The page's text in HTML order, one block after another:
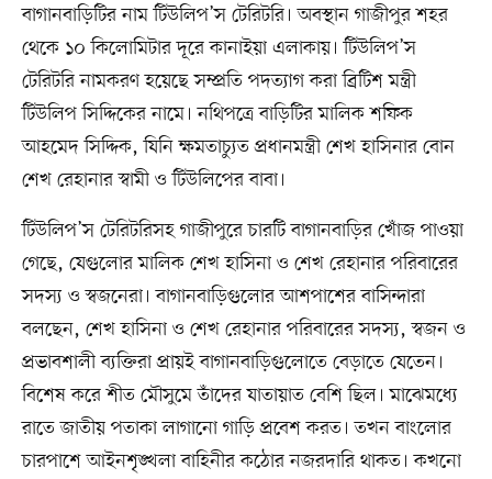
বাগানবাড়িটির নাম টিউলিপ’স টেরিটরি। অবস্থান গাজীপুর শহর
থেকে ১০ কিলোমিটার দূরে কানাইয়া এলাকায়। টিউলিপ’স
টেরিটরি নামকরণ হয়েছে সম্প্রতি পদত্যাগ করা ব্রিটিশ মন্ত্রী
টিউলিপ সিদ্দিকের নামে। নথিপত্রে বাড়িটির মালিক শফিক
আহমেদ সিদ্দিক, যিনি ক্ষমতাচ্যুত প্রধানমন্ত্রী শেখ হাসিনার বোন
শেখ রেহানার স্বামী ও টিউলিপের বাবা।
টিউলিপ’স টেরিটরিসহ গাজীপুরে চারটি বাগানবাড়ির খোঁজ পাওয়া
গেছে, যেগুলোর মালিক শেখ হাসিনা ও শেখ রেহানার পরিবারের
সদস্য ও স্বজনেরা। বাগানবাড়িগুলোর আশপাশের বাসিন্দারা
বলছেন, শেখ হাসিনা ও শেখ রেহানার পরিবারের সদস্য, স্বজন ও
প্রভাবশালী ব্যক্তিরা প্রায়ই বাগানবাড়িগুলোতে বেড়াতে যেতেন।
বিশেষ করে শীত মৌসুমে তাঁদের যাতায়াত বেশি ছিল। মাঝেমধ্যে
রাতে জাতীয় পতাকা লাগানো গাড়ি প্রবেশ করত। তখন বাংলোর
চারপাশে আইনশৃঙ্খলা বাহিনীর কঠোর নজরদারি থাকত। কখনো